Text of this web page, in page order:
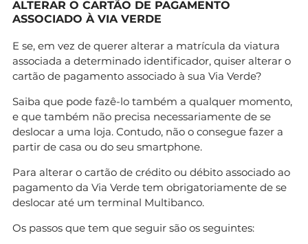
ALTERAR O CARTÃO DE PAGAMENTO
ASSOCIADO À VIA VERDE
E se, em vez de querer alterar a matrícula da viatura
associada a determinado identificador, quiser alterar o
cartão de pagamento associado à sua Via Verde?
Saiba que pode fazê-lo também a qualquer momento,
e que também não precisa necessariamente de se
deslocar a uma loja. Contudo, não o consegue fazer a
partir de casa ou do seu smartphone.
Para alterar o cartão de crédito ou débito associado ao
pagamento da Via Verde tem obrigatoriamente de se
deslocar até um terminal Multibanco.
Os passos que tem que seguir são os seguintes: